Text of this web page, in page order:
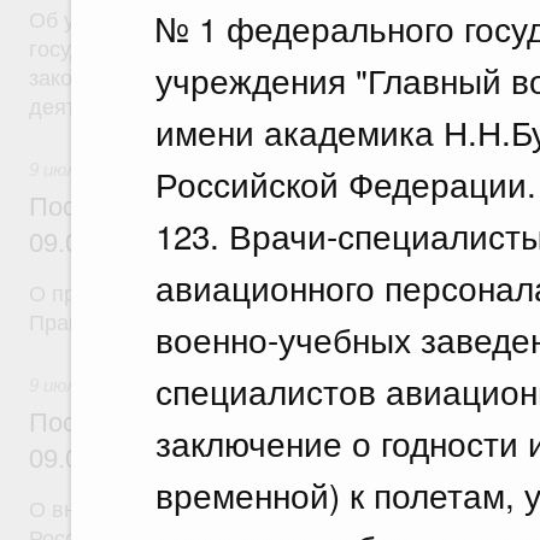
№ 1 федерального
учреждения "Главный
имени академика
Российской Федерации.
123. Врачи-
авиационного
военно-учебных
специалистов
заключение о годности
временной) к полетам,
Об утверждении Правил осуществления
государственного контроля (надзора) за
законодательства Российской Федерации в
деятельности
Постановление Правительства
09.07.2026 г. № 862
О признании утратившими силу некоторых актов
Правительства Российской Федерации
Постановление Правительства
09.07.2026 г. № 859
О внесении на ратификацию Соглашения между